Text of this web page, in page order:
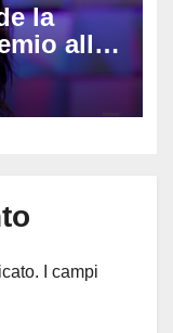
la
alla
I campi